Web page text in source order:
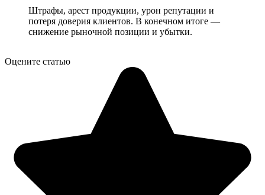
Штрафы, арест продукции, урон репутации и
потеря доверия клиентов. В конечном итоге —
снижение рыночной позиции и убытки.
Оцените статью